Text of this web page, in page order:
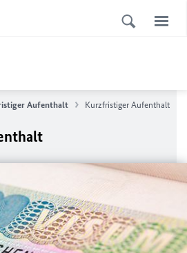
Aufenthalt Kurzfristiger Aufenthalt